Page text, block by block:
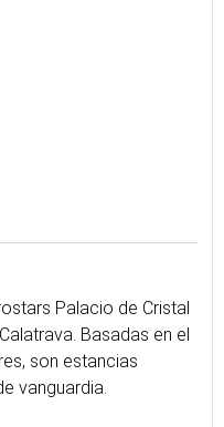
Palacio de Cristal
Basadas en el
son estancias
vanguardia.